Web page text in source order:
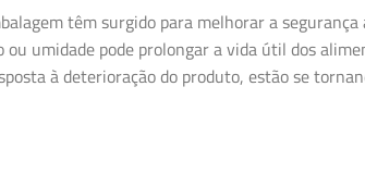
têm surgido para melhorar a
umidade pode prolongar a vida útil dos
à deterioração do produto, estão se